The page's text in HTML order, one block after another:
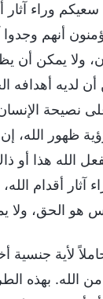
وراء
أنهم
ولا يمكن أن
لديه
على نصيحة
ظهور الله،
الله هذا
آثار أقدام
هو الحق،
حاملاً لأية
بهذه